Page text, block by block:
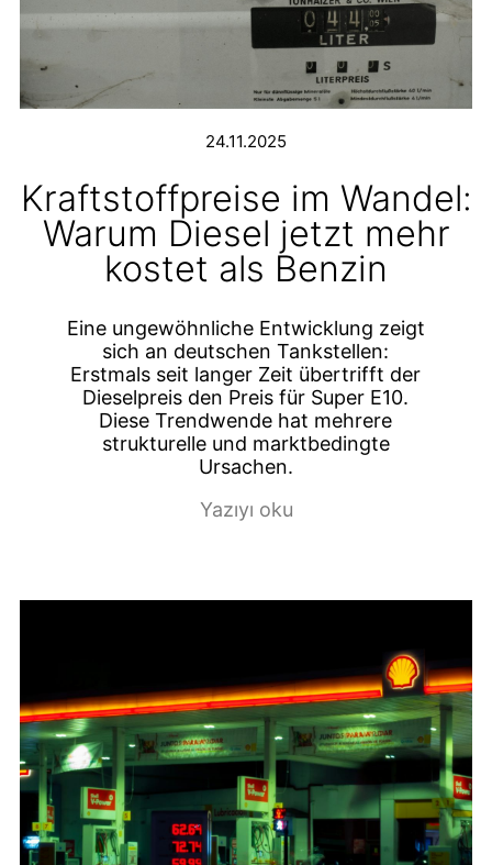
24.11.2025
Kraftstoffpreise im Wandel:
Warum Diesel jetzt mehr
kostet als Benzin
Eine ungewöhnliche Entwicklung zeigt
sich an deutschen Tankstellen:
Erstmals seit langer Zeit übertrifft der
Dieselpreis den Preis für Super E10.
Diese Trendwende hat mehrere
strukturelle und marktbedingte
Ursachen.
Yazıyı oku